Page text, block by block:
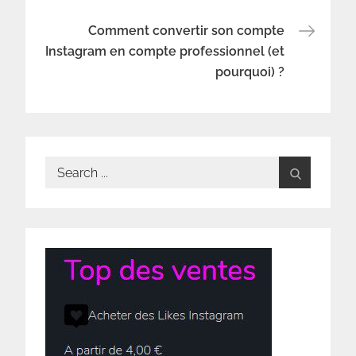
de Comment convertir son compte
Instagram en compte professionnel (et
pourquoi) ?
Search